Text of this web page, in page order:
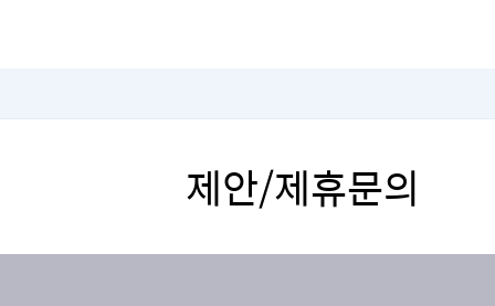
제안/제휴문의